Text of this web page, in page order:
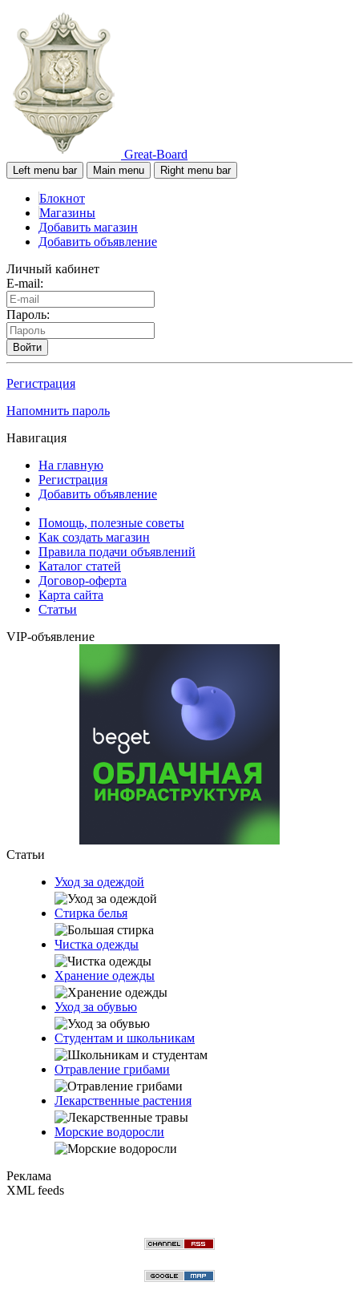
Great-Board
Left menu bar Main menu Right menu bar
Блокнот
Магазины
Добавить магазин
Добавить объявление
Личный кабинет
E-mail:
Пароль:
Войти
Регистрация
Напомнить пароль
Навигация
На главную
Регистрация
Добавить объявление
Помощь, полезные советы
Как создать магазин
Правила подачи объявлений
Каталог статей
Договор-оферта
Карта сайта
Статьи
VIP-объявление
Статьи
Уход за одеждой
Стирка белья
Чистка одежды
Хранение одежды
Уход за обувью
Студентам и школьникам
Отравление грибами
Лекарственные растения
Морские водоросли
Реклама
XML feeds